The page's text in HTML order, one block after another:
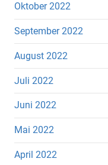
Oktober 2022
September 2022
August 2022
Juli 2022
Juni 2022
Mai 2022
April 2022